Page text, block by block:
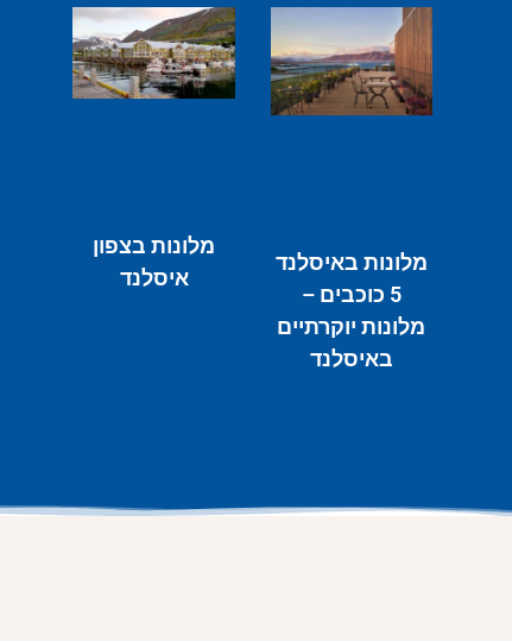
מלונות באיסלנד
5 כוכבים –
מלונות יוקרתיים
באיסלנד
מלונות בצפון
איסלנד